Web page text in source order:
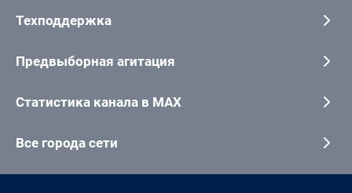
Техподдержка
Предвыборная агитация
Статистика канала в MAX
Все города сети